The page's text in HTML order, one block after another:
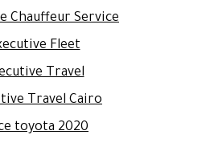
Chauffeur Service
Fleet
Travel
Travel Cairo
toyota 2020